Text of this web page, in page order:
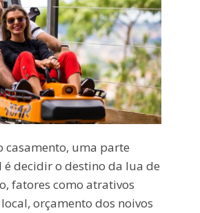
casamento, uma parte
decidir o destino da lua de
fatores como atrativos
orçamento dos noivos